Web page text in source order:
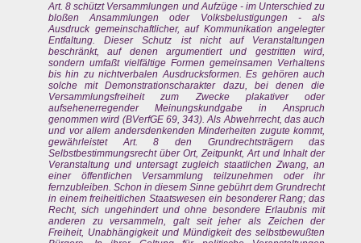
Art. 8 schützt Versammlungen und Aufzüge - im Unterschied zu
bloßen Ansammlungen oder Volksbelustigungen - als
Ausdruck gemeinschaftlicher, auf Kommunikation angelegter
Entfaltung. Dieser Schutz ist nicht auf Veranstaltungen
beschränkt, auf denen argumentiert und gestritten wird,
sondern umfaßt vielfältige Formen gemeinsamen Verhaltens
bis hin zu nichtverbalen Ausdrucksformen. Es gehören auch
solche mit Demonstrationscharakter dazu, bei denen die
Versammlungsfreiheit zum Zwecke plakativer oder
aufsehenerregender Meinungskundgabe in Anspruch
genommen wird (BVerfGE 69, 343). Als Abwehrrecht, das auch
und vor allem andersdenkenden Minderheiten zugute kommt,
gewährleistet Art. 8 den Grundrechtsträgern das
Selbstbestimmungsrecht über Ort, Zeitpunkt, Art und Inhalt der
Veranstaltung und untersagt zugleich staatlichen Zwang, an
einer öffentlichen Versammlung teilzunehmen oder ihr
fernzubleiben. Schon in diesem Sinne gebührt dem Grundrecht
in einem freiheitlichen Staatswesen ein besonderer Rang; das
Recht, sich ungehindert und ohne besondere Erlaubnis mit
anderen zu versammeln, galt seit jeher als Zeichen der
Freiheit, Unabhängigkeit und Mündigkeit des selbstbewußten